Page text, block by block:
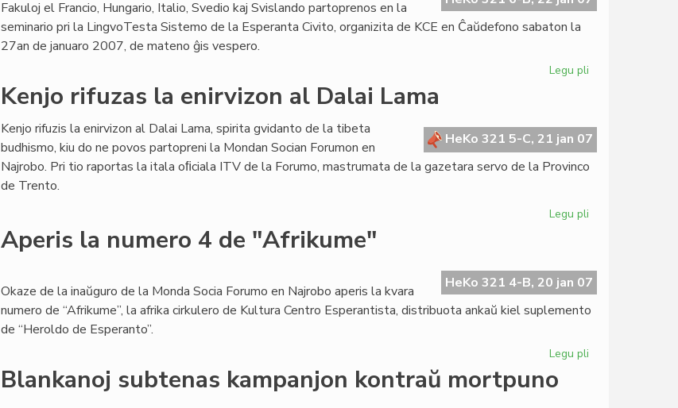
Fakuloj el Francio, Hungario, Italio, Svedio kaj Svislando partoprenos en la
seminario pri la LingvoTesta Sistemo de la Esperanta Civito, organizita de KCE en Ĉaŭdefono sabaton la
27an de januaro 2007, de mateno ĝis vespero.
Legu pli
semajnfine
ĉe
Kenjo rifuzas la enirvizon al Dalai Lama
HeKo 321 5-C, 21 jan 07
Kenjo rifuzis la enirvizon al Dalai Lama, spirita gvidanto de la tibeta
budhismo, kiu do ne povos partopreni la Mondan Socian Forumon en
Najrobo. Pri tio raportas la itala oﬁciala ITV de la Forumo, mastrumata de la gazetara servo de la Provinco
de Trento.
Legu pli
enirvizon
al
Dalai
Aperis la numero 4 de "Afrikume"
HeKo 321 4-B, 20 jan 07
Okaze de la inaŭguro de la Monda Socia Forumo en Najrobo aperis la kvara
numero de “Afrikume”, la afrika cirkulero de Kultura Centro Esperantista, distribuota ankaŭ kiel suplemento
de “Heroldo de Esperanto”.
Legu pli
Blankanoj subtenas kampanjon kontraŭ mortpuno